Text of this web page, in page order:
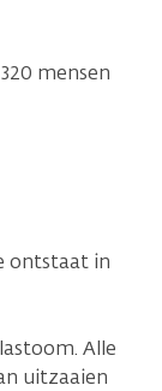
mensen
ontstaat in
Alle
uitzaaien